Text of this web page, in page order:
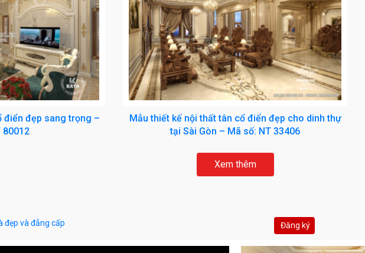
điển đẹp sang trọng –
80012
Mẫu thiết kế nội thất tân cổ điển đẹp cho dinh thự
tại Sài Gòn – Mã số: NT 33406
Xem thêm
đẹp và đẳng cấp Đăng ký